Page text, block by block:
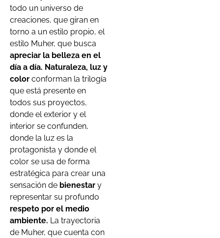
todo un universo de
creaciones, que giran en
torno a un estilo propio, el
estilo Muher, que busca
apreciar la belleza en el
día a día. Naturaleza, luz y
color conforman la trilogía
que está presente en
todos sus proyectos,
donde el exterior y el
interior se confunden,
donde la luz es la
protagonista y donde el
color se usa de forma
estratégica para crear una
sensación de bienestar y
representar su profundo
respeto por el medio
ambiente. La trayectoria
de Muher, que cuenta con